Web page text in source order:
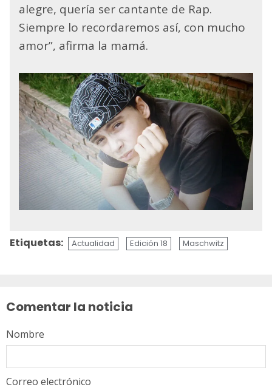
alegre, quería ser cantante de Rap.
Siempre lo recordaremos así, con mucho
amor”, afirma la mamá.
Etiquetas: Actualidad Edición 18 Maschwitz
Comentar la noticia
Nombre
Correo electrónico